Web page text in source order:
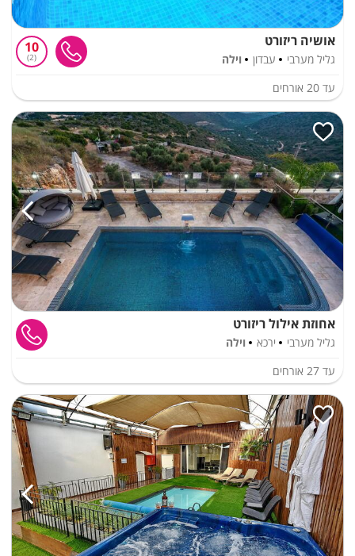
אושיה ריזורט
גליל מערבי עבדון וילה
10
2
עד 20 אורחים
אחוזת אילול ריזורט
גליל מערבי ירכא
וילה
עד 27 אורחים